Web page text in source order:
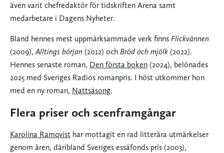
även varit chefredaktör för tidskriften Arena samt
medarbetare i Dagens Nyheter.
Bland hennes mest uppmärksammade verk finns Flickvännen
(2009),Alltings början (2012) och Bröd och mjölk (2022).
Hennes senaste roman, Den första boken (2024), belönades
2025 med Sveriges Radios romanpris. I höst utkommer hon
med en ny roman, Nattsäsong.
Flera priser och scenframgångar
Karolina Ramqvist har mottagit en rad litterära utmärkelser
genom åren, däribland Sveriges essäfonds pris (2003),